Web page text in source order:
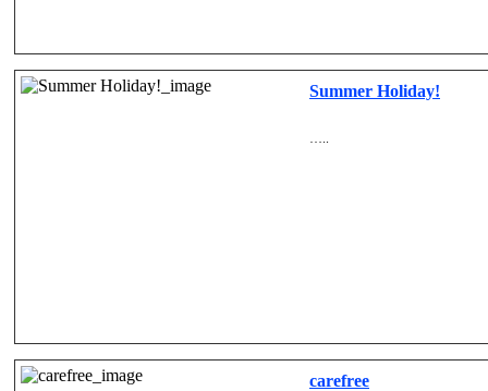
Summer Holiday!
…..
carefree